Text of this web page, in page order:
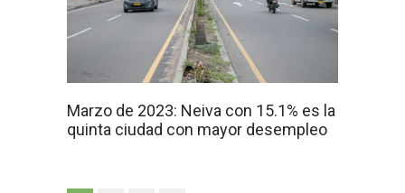
Marzo de 2023: Neiva con 15.1% es la
quinta ciudad con mayor desempleo